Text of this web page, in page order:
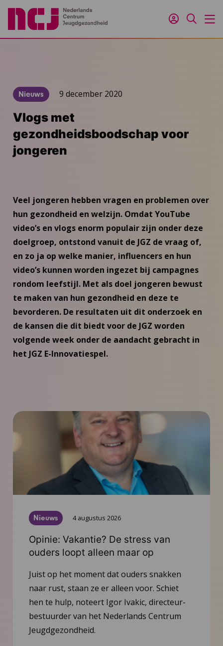
Inloggen
Zoeken
Nieuws 9 december 2020
Vlogs met
gezondheidsboodschap voor
jongeren
Veel jongeren hebben vragen en problemen over
hun gezondheid en welzijn. Omdat YouTube
video’s en vlogs enorm populair zijn onder deze
doelgroep, ontstond vanuit de JGZ de vraag of,
en zo ja op welke manier, influencers en hun
video’s kunnen worden ingezet bij campagnes
rondom leefstijl. Met als doel jongeren bewust
te maken van hun gezondheid en deze te
bevorderen. De resultaten uit dit onderzoek en
de kansen die dit biedt voor de JGZ worden
volgende week onder de aandacht gebracht in
het JGZ E-Innovatiespel.
Nieuws 4 augustus 2026
Opinie: Vakantie? De stress van
ouders loopt alleen maar op
Juist op het moment dat ouders snakken
naar rust, staan ze er alleen voor. Schiet
hen te hulp, noteert Igor Ivakic, directeur-
bestuurder van het Nederlands Centrum
Jeugdgezondheid.